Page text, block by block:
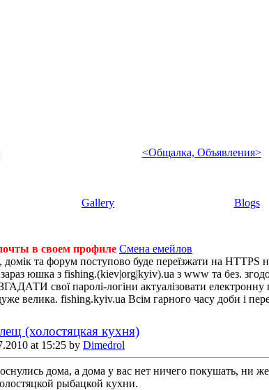
<Общалка, Объявления>
Gallery Blogs
в своем профиле Смена емейлов
та форум поступово буде переїзжати на HTTPS
юшка з fishing.(kiev|org|kyiv).ua з www та без.
свої паролі-логіни актуалізовати
велика. fishing.kyiv.ua Всім гарного часу доби і
(холостяцкая кухня)
at 15:25 by Dimedrol
дома, а дома у вас нет ничего покушать, ни
рыбацкой кухни.